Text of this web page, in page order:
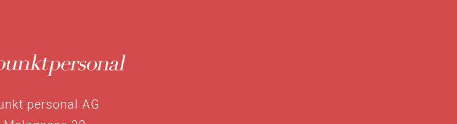
personal AG